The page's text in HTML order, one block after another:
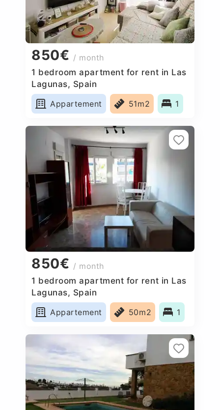
850€ / month
1 bedroom apartment for rent in Las
Lagunas, Spain
Appartement
51m2 1
850€ / month
1 bedroom apartment for rent in Las
Lagunas, Spain
Appartement
50m2 1